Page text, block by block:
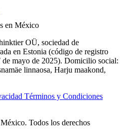
en México
OÜ, sociedad de
en Estonia (código de registro
de mayo de 2025). Domicilio social:
linnaosa, Harju maakond,
Términos y Condiciones
Todos los derechos